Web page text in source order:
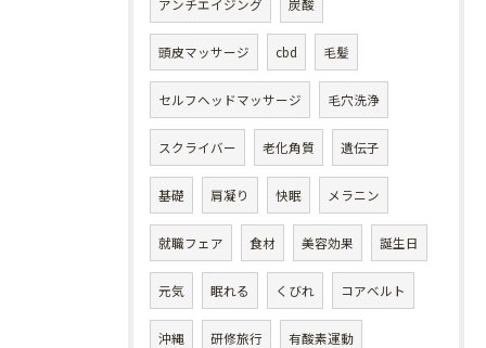
アンチエイジング 炭酸
頭皮マッサージ cbd 毛髪
セルフヘッドマッサージ 毛穴洗浄
スクライバー 老化角質 遺伝子
基礎 肩凝り 快眠 メラニン
就職フェア 食材 美容効果 誕生日
元気 眠れる くびれ コアベルト
沖縄 研修旅行 有酸素運動